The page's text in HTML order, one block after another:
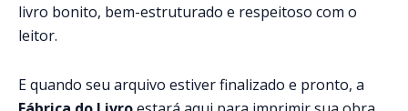
livro bonito, bem-estruturado e respeitoso com o
leitor.
E quando seu arquivo estiver finalizado e pronto, a